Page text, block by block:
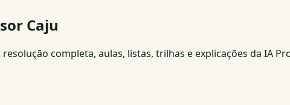
Caju
completa, aulas, listas, trilhas e explicações da IA